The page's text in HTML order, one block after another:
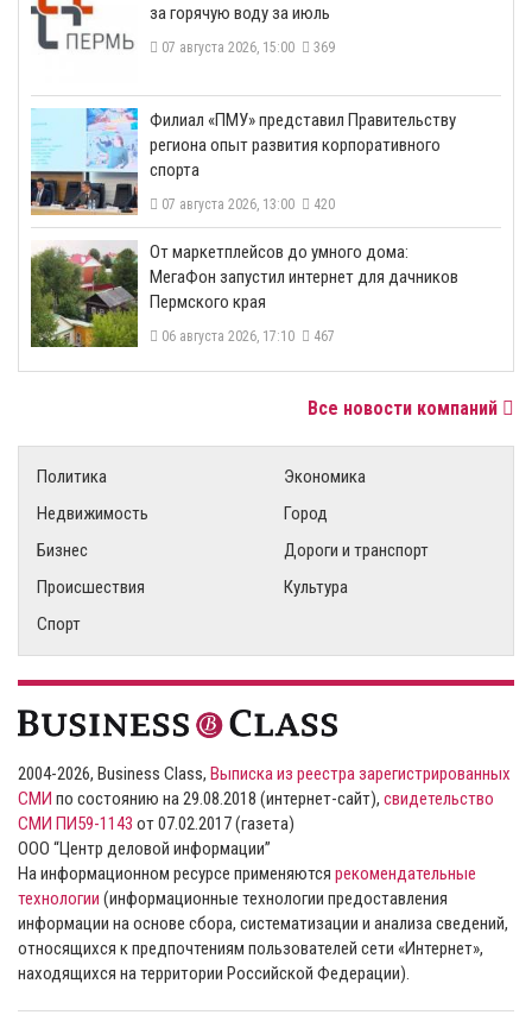
за горячую воду за июль
07 августа 2026, 15:00 369
​Филиал «ПМУ» представил Правительству
региона опыт развития корпоративного
спорта
07 августа 2026, 13:00 420
От маркетплейсов до умного дома:
МегаФон запустил интернет для дачников
Пермского края
06 августа 2026, 17:10 467
Все новости компаний
Политика
Экономика
Недвижимость
Город
Бизнес
Дороги и транспорт
Происшествия
Культура
Спорт
2004-2026, Business Class, Выписка из реестра зарегистрированных
СМИ по состоянию на 29.08.2018 (интернет-сайт), свидетельство
СМИ ПИ59-1143 от 07.02.2017 (газета)
ООО “Центр деловой информации”
На информационном ресурсе применяются рекомендательные
технологии (информационные технологии предоставления
информации на основе сбора, систематизации и анализа сведений,
относящихся к предпочтениям пользователей сети «Интернет»,
находящихся на территории Российской Федерации).